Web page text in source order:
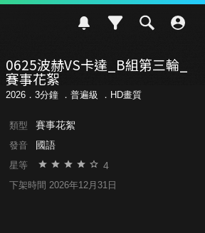
0625波赫VS卡達_B組第三輪_
賽事花絮
2026．3分鐘 ． 普遍級 ．HD畫質
類型 賽事花絮
發音 國語
星等 4
下架時間 2026年12月31日